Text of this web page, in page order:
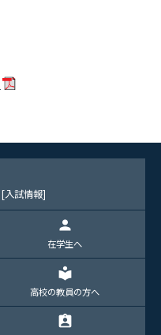
[入試情報]
person
在学生へ
local_library
高校の教員の方へ
assignment_ind